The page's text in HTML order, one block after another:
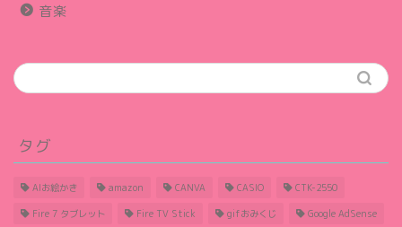
音楽
タグ
AIお絵かき amazon CANVA CASIO CTK-2550
Fire 7 タブレット Fire TV Stick gifおみくじ Google AdSense